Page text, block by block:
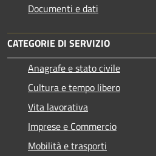
Documenti e dati
CATEGORIE DI SERVIZIO
Anagrafe e stato civile
Cultura e tempo libero
Vita lavorativa
Imprese e Commercio
Mobilità e trasporti